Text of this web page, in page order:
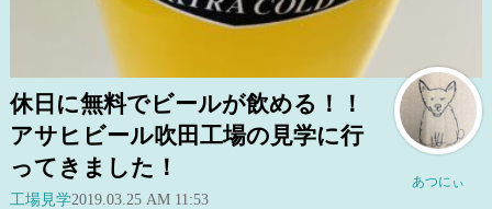
休日に無料でビールが飲める！！
アサヒビール吹田工場の見学に行
ってきました！
工場見学2019.03.25 AM 11:53
あつにぃ